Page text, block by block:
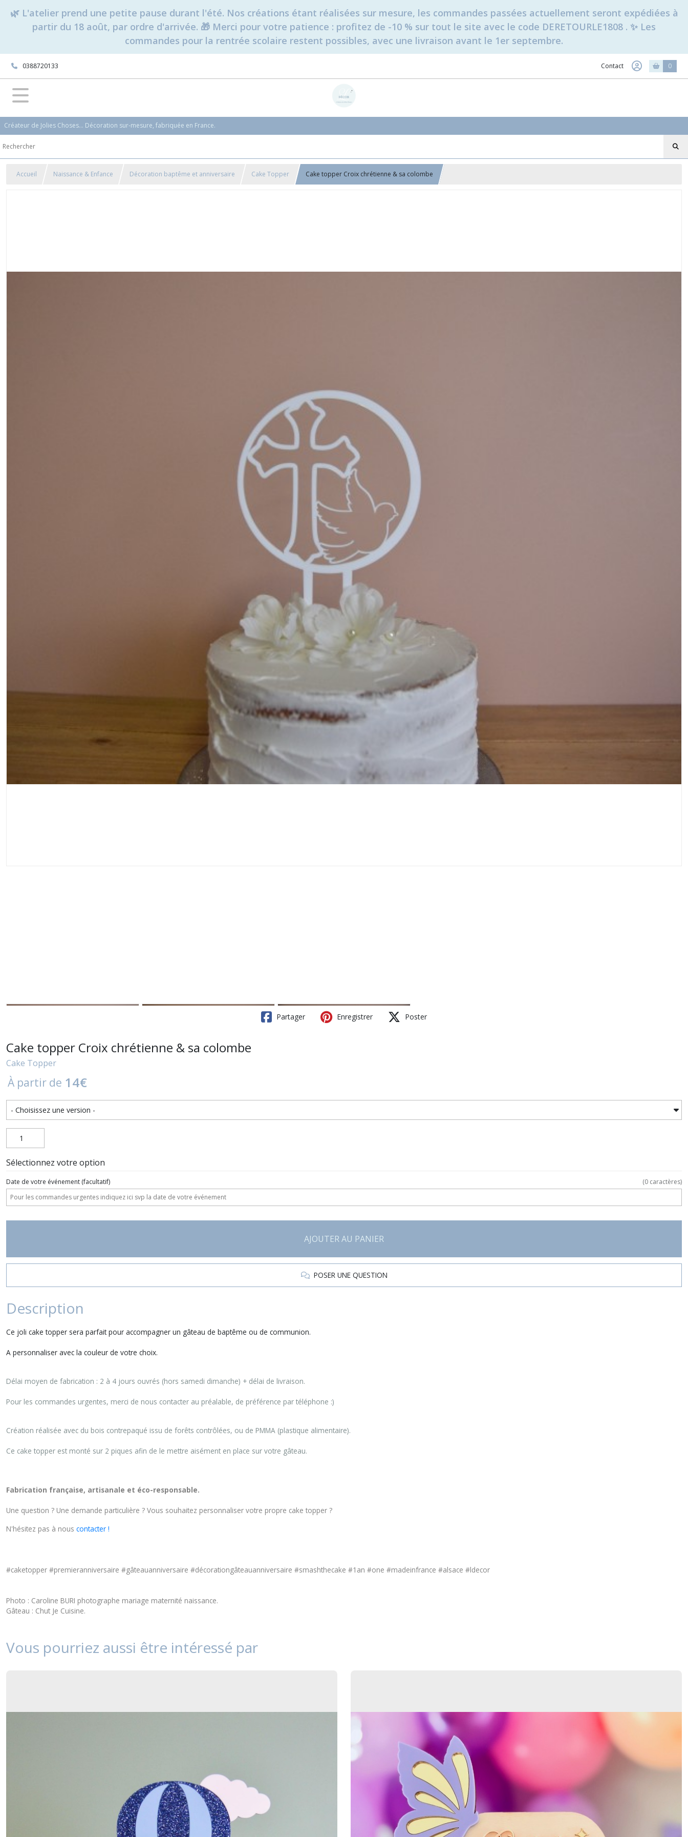
🌿 L'atelier prend une petite pause durant l'été. Nos créations étant réalisées sur mesure, les commandes passées actuellement seront expédiées à
partir du 18 août, par ordre d'arrivée. 🎁 Merci pour votre patience : profitez de -10 % sur tout le site avec le code DERETOURLE1808 . ✨ Les
commandes pour la rentrée scolaire restent possibles, avec une livraison avant le 1er septembre.
0388720133 Contact 0
Créateur de Jolies Choses... Décoration sur-mesure, fabriquée en France.
Accueil Naissance & Enfance Décoration baptême et anniversaire Cake Topper Cake topper Croix chrétienne & sa colombe
Partager Enregistrer Poster
Cake topper Croix chrétienne & sa colombe
Cake Topper
À partir de 14€
Sélectionnez votre option
Date de votre événement (facultatif) (0 caractères)
AJOUTER AU PANIER
POSER UNE QUESTION
Description
Ce joli cake topper sera parfait pour accompagner un gâteau de baptême ou de communion.
A personnaliser avec la couleur de votre choix.
Délai moyen de fabrication : 2 à 4 jours ouvrés (hors samedi dimanche) + délai de livraison.
Pour les commandes urgentes, merci de nous contacter au préalable, de préférence par téléphone :)
Création réalisée avec du bois contrepaqué issu de forêts contrôlées, ou de PMMA (plastique alimentaire).
Ce cake topper est monté sur 2 piques afin de le mettre aisément en place sur votre gâteau.
Fabrication française, artisanale et éco-responsable.
Une question ? Une demande particulière ? Vous souhaitez personnaliser votre propre cake topper ?
N'hésitez pas à nous contacter !
#caketopper #premieranniversaire #gâteauanniversaire #décorationgâteauanniversaire #smashthecake #1an #one #madeinfrance #alsace #ldecor
Photo : Caroline BURI photographe mariage maternité naissance.
Gâteau : Chut Je Cuisine.
Vous pourriez aussi être intéressé par